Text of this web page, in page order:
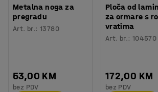
Metalna noga za
pregradu
Art. br.:13780
53,00 KM
bez PDV
Ploča od
za ormare s
vratima
Art. br.: 104570
172,00 KM
bez PDV